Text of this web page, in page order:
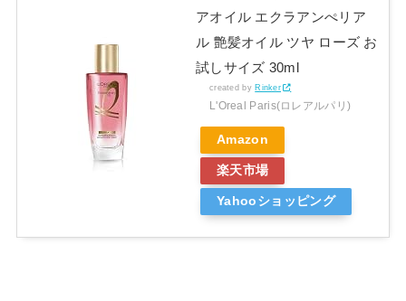
アオイル エクラアンぺリア
ル 艶髪オイル ツヤ ローズ お
試しサイズ 30ml
created by Rinker
L'Oreal Paris(ロレアルパリ)
Amazon
楽天市場
Yahooショッピング